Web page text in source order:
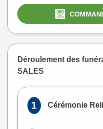
Déroulement des
SALES
1 Cérémonie